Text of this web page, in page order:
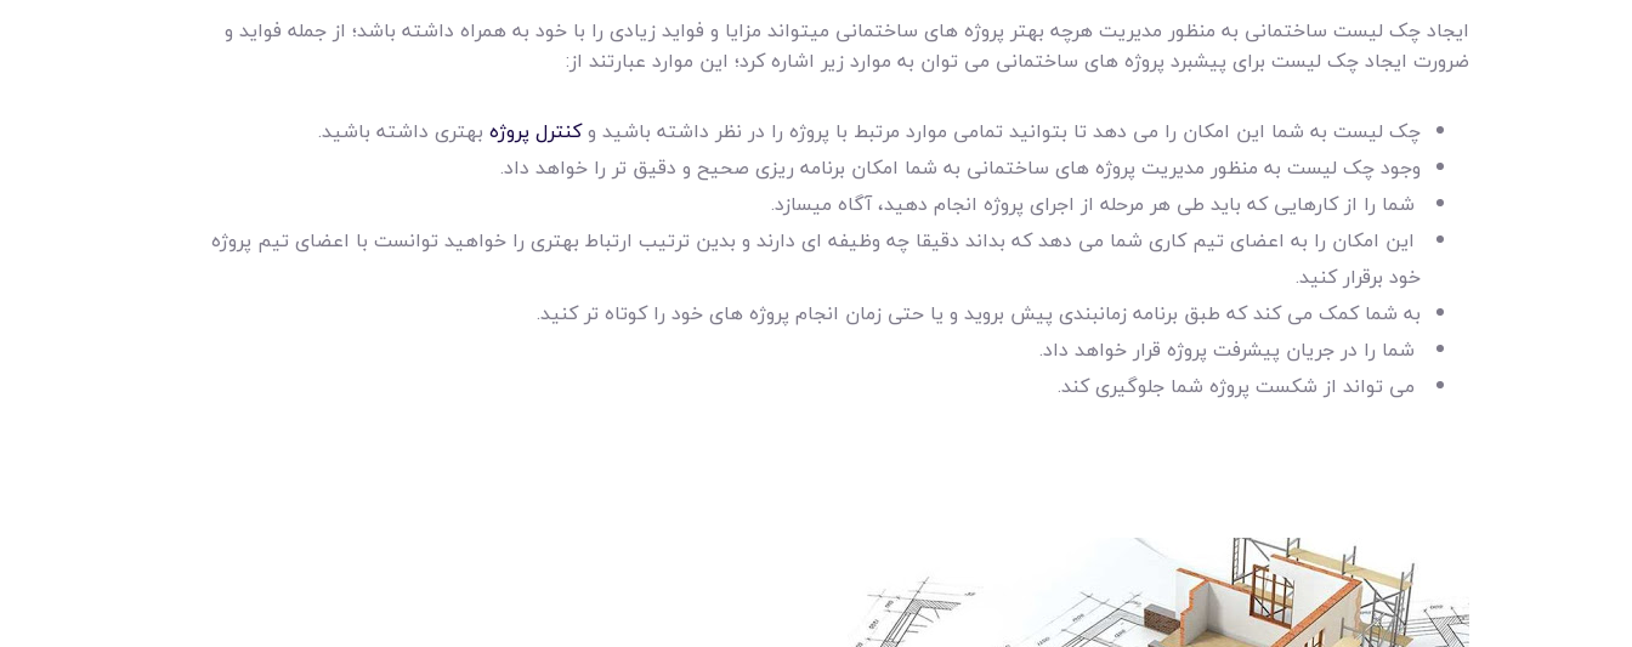
ایجاد چک لیست ساختمانی به منظور مدیریت هرچه بهتر پروژه های ساختمانی میتواند مزایا و فواید زیادی را با خود به همراه داشته باشد؛ از جمله فواید و
ضرورت ایجاد چک لیست برای پیشبرد پروژه های ساختمانی می توان به موارد زیر اشاره کرد؛ این موارد عبارتند از:
چک لیست به شما این امکان را می دهد تا بتوانید تمامی موارد مرتبط با پروژه را در نظر داشته باشید وکنترل پروژه بهتری داشته باشید.
وجود چک لیست به منظور مدیریت پروژه های ساختمانی به شما امکان برنامه ریزی صحیح و دقیق تر را خواهد داد.
شما را از کارهایی که باید طی هر مرحله از اجرای پروژه انجام دهید، آگاه میسازد.
این امکان را به اعضای تیم کاری شما می دهد که بداند دقیقا چه وظیفه ای دارند و بدین ترتیب ارتباط بهتری را خواهید توانست با اعضای تیم پروژه
خود برقرار کنید.
به شما کمک می کند که طبق برنامه زمانبندی پیش بروید و یا حتی زمان انجام پروژه های خود را کوتاه تر کنید.
شما را در جریان پیشرفت پروژه قرار خواهد داد.
می تواند از شکست پروژه شما جلوگیری کند.